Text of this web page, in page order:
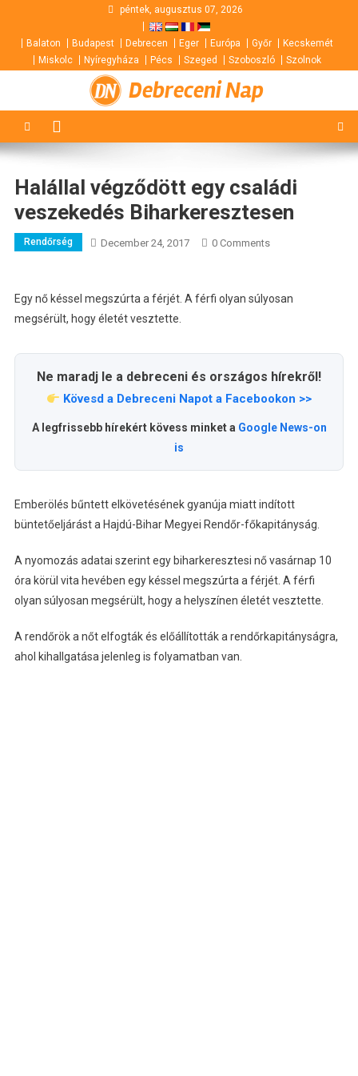
content
péntek, augusztus 07, 2026
Balaton Budapest Debrecen Eger Európa Győr
Kecskemét
Miskolc
Nyíregyháza Pécs Szeged Szoboszló Szolnok
Debreceni Nap
Halállal végződött egy családi
veszekedés Biharkeresztesen
Rendőrség December 24, 2017 0 Comments
Egy nő késsel megszúrta a férjét. A férfi olyan súlyosan
megsérült, hogy életét vesztette.
Ne maradj le a debreceni és országos hírekről!
Kövesd a Debreceni Napot a Facebookon >>
A legfrissebb hírekért kövess minket a Google News-on
is
Emberölés bűntett elkövetésének gyanúja miatt indított
büntetőeljárást a Hajdú-Bihar Megyei Rendőr-főkapitányság.
A nyomozás adatai szerint egy biharkeresztesi nő vasárnap 10
óra körül vita hevében egy késsel megszúrta a férjét. A férfi
olyan súlyosan megsérült, hogy a helyszínen életét vesztette.
A rendőrök a nőt elfogták és előállították a rendőrkapitányságra,
ahol kihallgatása jelenleg is folyamatban van.